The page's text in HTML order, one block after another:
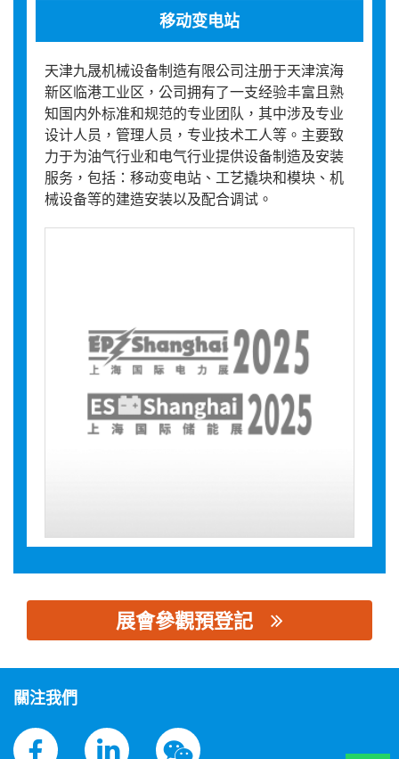
移动变电站
天津九晟机械设备制造有限公司注册于天津滨海
新区临港工业区，公司拥有了一支经验丰富且熟
知国内外标准和规范的专业团队，其中涉及专业
设计人员，管理人员，专业技术工人等。主要致
力于为油气行业和电气行业提供设备制造及安装
服务，包括：移动变电站、工艺撬块和模块、机
械设备等的建造安装以及配合调试。
展會參觀預登記
關注我們